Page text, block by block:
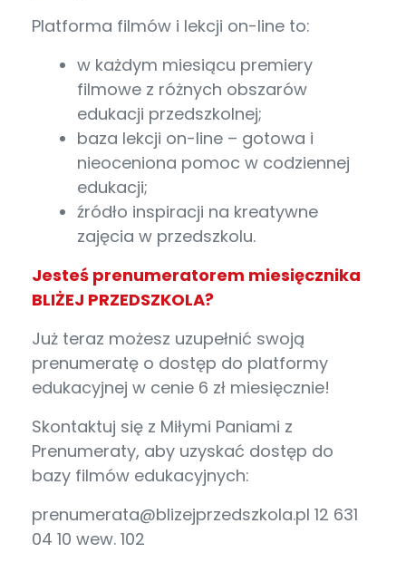
Platforma filmów i lekcji on-line to:
w każdym miesiącu premiery
filmowe z różnych obszarów
edukacji przedszkolnej;
baza lekcji on-line – gotowa i
nieoceniona pomoc w codziennej
edukacji;
źródło inspiracji na kreatywne
zajęcia w przedszkolu.
Jesteś prenumeratorem miesięcznika
BLIŻEJ PRZEDSZKOLA?
Już teraz możesz uzupełnić swoją
prenumeratę o dostęp do platformy
edukacyjnej w cenie 6 zł miesięcznie!
Skontaktuj się z Miłymi Paniami z
Prenumeraty, aby uzyskać dostęp do
bazy filmów edukacyjnych:
prenumerata@blizejprzedszkola.pl 12 631
04 10 wew. 102